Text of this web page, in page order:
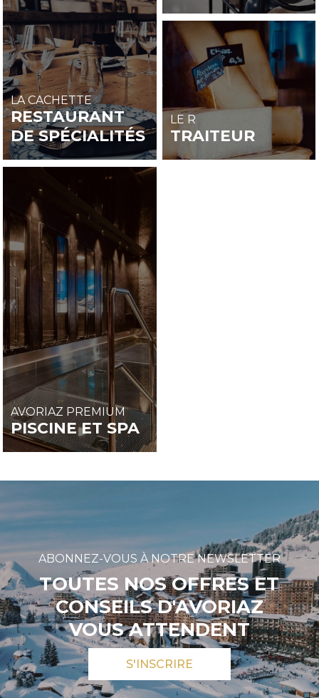
LA CACHETTE
RESTAURANT
DE SPÉCIALITÉS
LE R
TRAITEUR
AVORIAZ PREMIUM
PISCINE ET SPA
ABONNEZ-VOUS À NOTRE NEWSLETTER
TOUTES NOS OFFRES ET
CONSEILS D'AVORIAZ
VOUS ATTENDENT
S'INSCRIRE